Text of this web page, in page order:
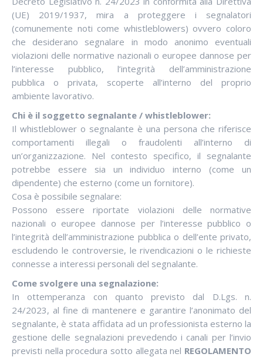
(UE) 2019/1937, mira a proteggere i segnalatori
(comunemente noti come whistleblowers) ovvero coloro
che desiderano segnalare in modo anonimo eventuali
violazioni delle normative nazionali o europee dannose per
l’interesse pubblico, l’integrità dell’amministrazione
pubblica o privata, scoperte all’interno del proprio
ambiente lavorativo.
Chi è il soggetto segnalante / whistleblower:
Il whistleblower o segnalante è una persona che riferisce
comportamenti illegali o fraudolenti all’interno di
un’organizzazione. Nel contesto specifico, il segnalante
potrebbe essere sia un individuo interno (come un
dipendente) che esterno (come un fornitore).
Cosa è possibile segnalare:
Possono essere riportate violazioni delle normative
nazionali o europee dannose per l’interesse pubblico o
l’integrità dell’amministrazione pubblica o dell’ente privato,
escludendo le controversie, le rivendicazioni o le richieste
connesse a interessi personali del segnalante.
Come svolgere una segnalazione:
In ottemperanza con quanto previsto dal D.Lgs. n.
24/2023, al fine di mantenere e garantire l’anonimato del
segnalante, è stata affidata ad un professionista esterno la
gestione delle segnalazioni prevedendo i canali per l’invio
previsti nella procedura sotto allegata nel REGOLAMENTO